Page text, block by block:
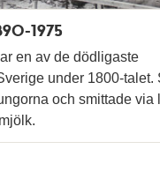
1975
en av de dödligaste
under 1800-talet.
och smittade via